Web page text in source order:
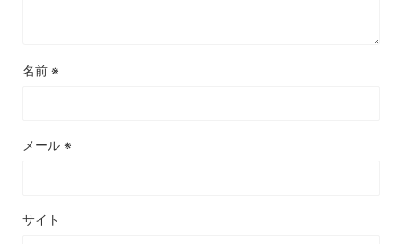
名前 ※
メール ※
サイト